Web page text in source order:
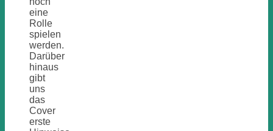
eine
Rolle
spielen
werden.
Darüber
hinaus
gibt
uns
das
Cover
erste